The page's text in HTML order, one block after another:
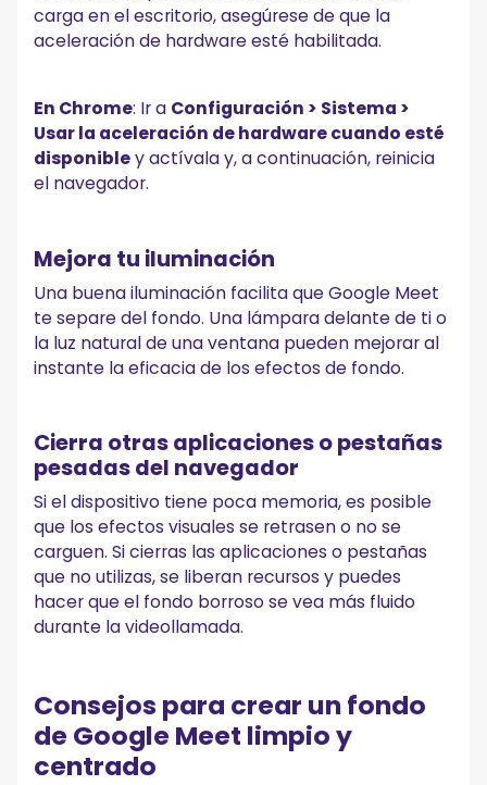
carga en el escritorio, asegúrese de que la
aceleración de hardware esté habilitada.
En Chrome: Ir a Configuración > Sistema >
Usar la aceleración de hardware cuando esté
disponibley actívala y, a continuación, reinicia
el navegador.
Mejora tu iluminación
Una buena iluminación facilita que Google Meet
te separe del fondo. Una lámpara delante de ti o
la luz natural de una ventana pueden mejorar al
instante la eficacia de los efectos de fondo.
Cierra otras aplicaciones o pestañas
pesadas del navegador
Si el dispositivo tiene poca memoria, es posible
que los efectos visuales se retrasen o no se
carguen. Si cierras las aplicaciones o pestañas
que no utilizas, se liberan recursos y puedes
hacer que el fondo borroso se vea más fluido
durante la videollamada.
Consejos para crear un fondo
de Google Meet limpio y
centrado